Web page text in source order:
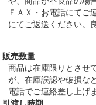
ＦＡＸ・お電話にてご
にてご返送ください。
販売数量
商品は在庫限りとさせ
が、在庫誤認や破損な
電話でご連絡差し上げ